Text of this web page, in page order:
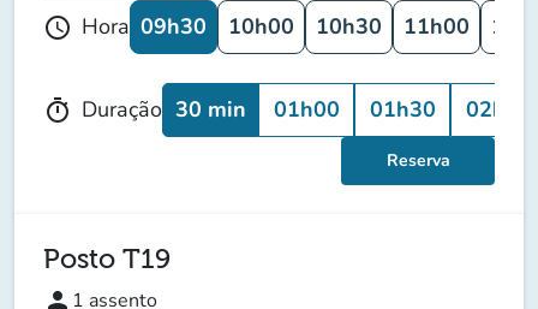
schedule Hora 09h30 10h00 10h30 11h00
timer Duração 30 min 01h00 01h30 02h00
Reserva
Posto T19
person 1 assento